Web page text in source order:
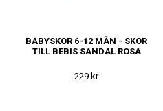
BABYSKOR 6-12 MÅN - SKOR
TILL BEBIS SANDAL ROSA
229 kr